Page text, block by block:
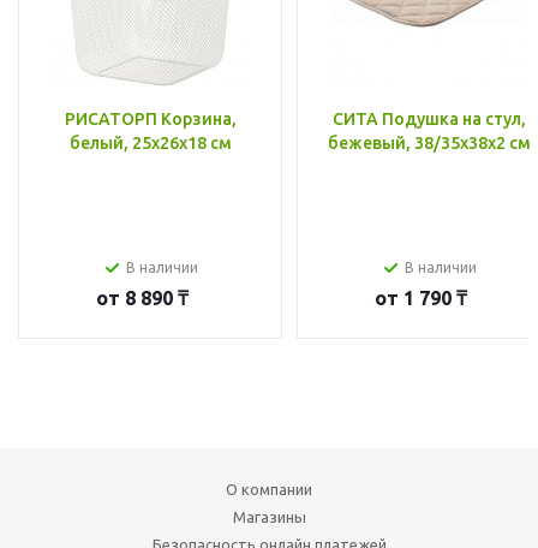
РИСАТОРП Корзина,
белый, 25x26x18 см
В наличии
от 8 890 ₸
СИТА Подушка на стул,
бежевый, 38/35x38x2 см
В наличии
от 1 790 ₸
О компании
Магазины
Безопасность онлайн платежей